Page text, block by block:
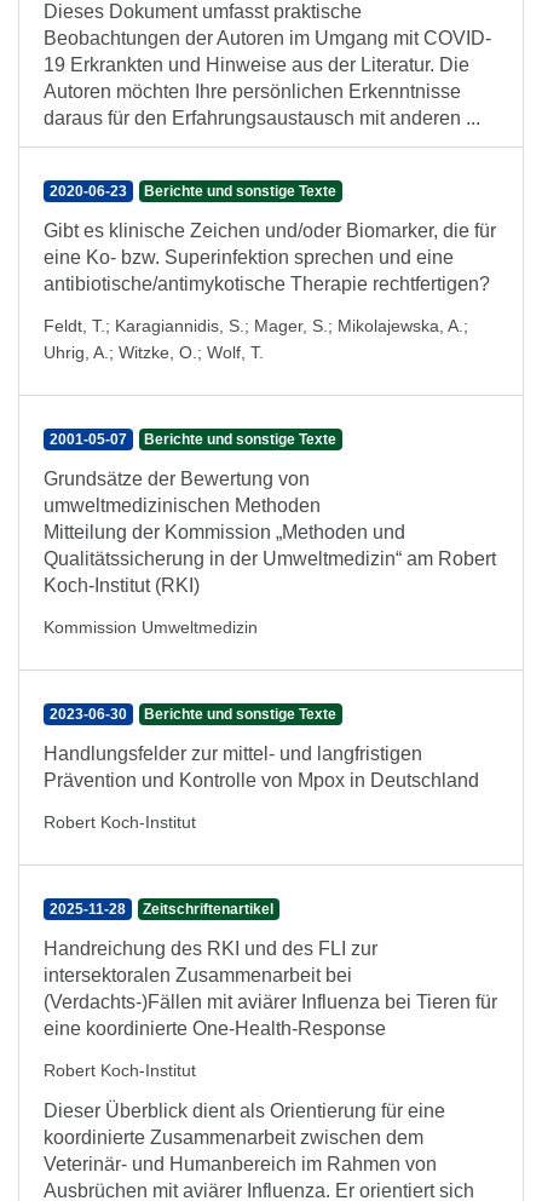
Dieses Dokument umfasst praktische
Beobachtungen der Autoren im Umgang mit COVID-
19 Erkrankten und Hinweise aus der Literatur. Die
Autoren möchten Ihre persönlichen Erkenntnisse
daraus für den Erfahrungsaustausch mit anderen ...
2020-06-23 Berichte und sonstige Texte
Gibt es klinische Zeichen und/oder Biomarker, die für
eine Ko- bzw. Superinfektion sprechen und eine
antibiotische/antimykotische Therapie rechtfertigen?
Feldt, T.; Karagiannidis, S. ; Mager, S. ; Mikolajewska, A. ;
Uhrig, A. ; Witzke, O. ; Wolf, T.
2001-05-07 Berichte und sonstige Texte
Grundsätze der Bewertung von
umweltmedizinischen Methoden
Mitteilung der Kommission „Methoden und
Qualitätssicherung in der Umweltmedizin“ am Robert
Koch-Institut (RKI)
Kommission Umweltmedizin
2023-06-30 Berichte und sonstige Texte
Handlungsfelder zur mittel- und langfristigen
Prävention und Kontrolle von Mpox in Deutschland
Robert Koch-Institut
2025-11-28 Zeitschriftenartikel
Handreichung des RKI und des FLI zur
intersektoralen Zusammenarbeit bei
(Verdachts-)Fällen mit aviärer Influenza bei Tieren für
eine koordinierte One-Health-Response
Robert Koch-Institut
Dieser Überblick dient als Orientierung für eine
koordinierte Zusammenarbeit zwischen dem
Veterinär- und Humanbereich im Rahmen von
Ausbrüchen mit aviärer Influenza. Er orientiert sich